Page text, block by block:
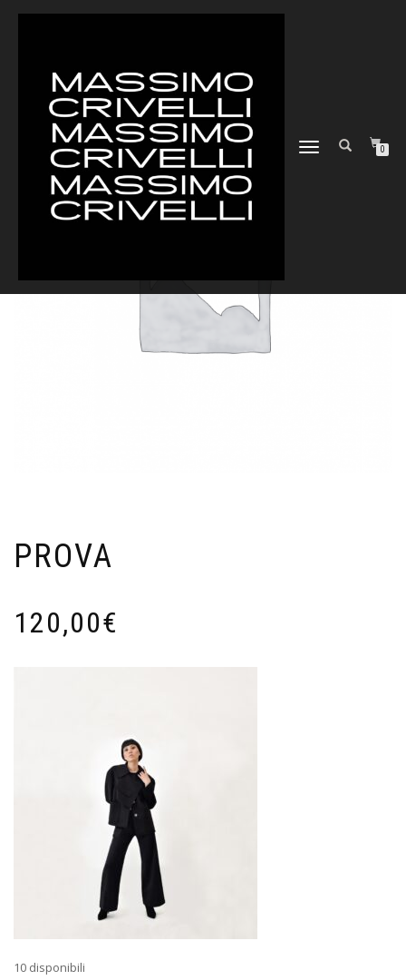
NAVIGAZIONE
0
PROVA
120,00€
10 disponibili